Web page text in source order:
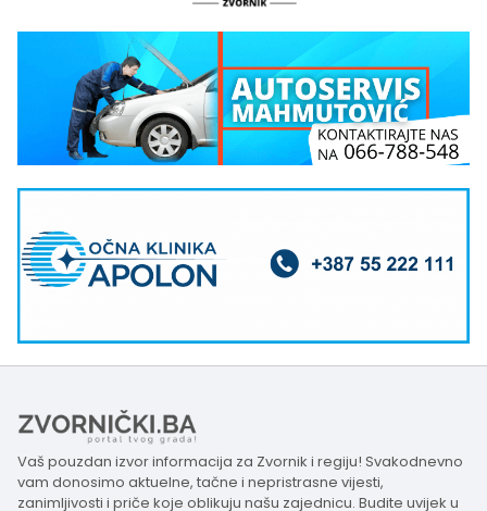
Vaš pouzdan izvor informacija za Zvornik i regiju! Svakodnevno
vam donosimo aktuelne, tačne i nepristrasne vijesti,
zanimljivosti i priče koje oblikuju našu zajednicu. Budite uvijek u